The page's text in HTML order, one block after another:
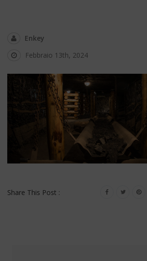
Enkey
Febbraio 13th, 2024
Share This Post :